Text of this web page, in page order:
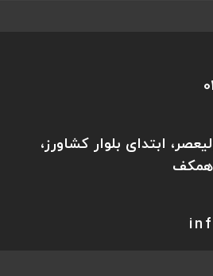
ابتدای بلوار کشاورز،